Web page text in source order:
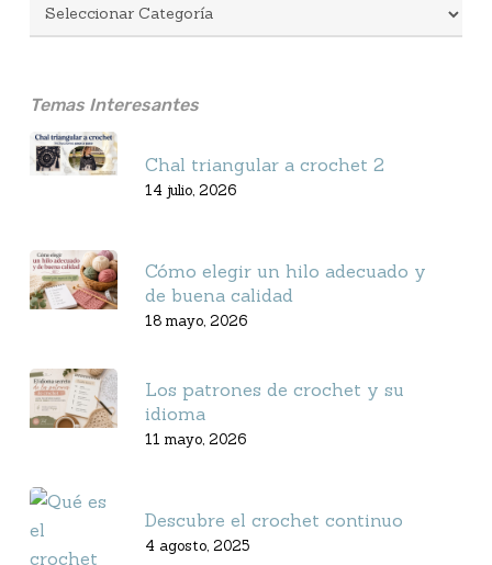
Temas Interesantes
Chal triangular a crochet 2
14 julio, 2026
Cómo elegir un hilo adecuado y
de buena calidad
18 mayo, 2026
Los patrones de crochet y su
idioma
11 mayo, 2026
Descubre el crochet continuo
4 agosto, 2025